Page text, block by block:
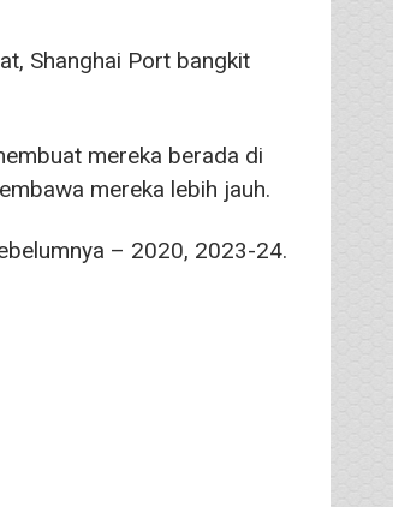
Shanghai Port bangkit
mereka berada di
mereka lebih jauh.
– 2020, 2023-24.